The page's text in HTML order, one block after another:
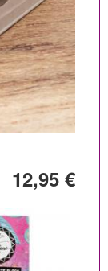
12,95 €